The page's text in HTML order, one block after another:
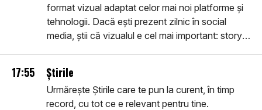
format vizual adaptat celor mai noi platforme și
tehnologii. Dacă ești prezent zilnic în social
media, știi că vizualul e cel mai important: story-
utile, inteligente, ușor de urmărit. Intră în
comunitatea smart: află Știrile.
17:55 Știrile
Urmărește Știrile care te pun la curent, în timp
record, cu tot ce e relevant pentru tine.